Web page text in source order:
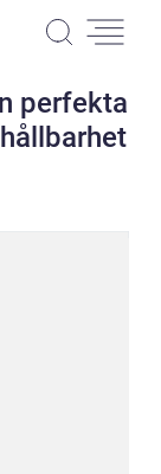
perfekta